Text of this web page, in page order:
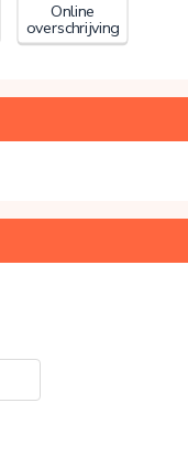
Online
overschrijving